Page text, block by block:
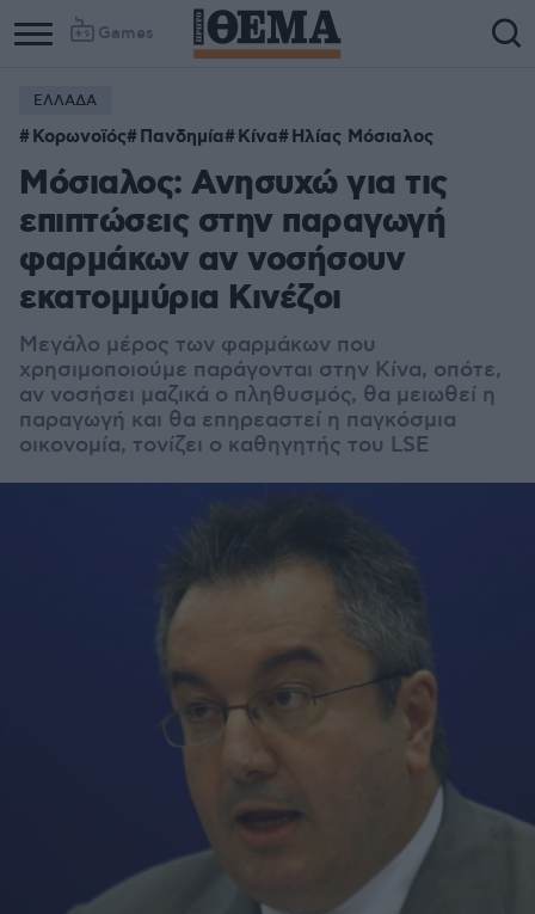
Games
ΕΛΛΑΔΑ
Κορωνοϊός Πανδημία Κίνα Ηλίας Μόσιαλος
Μόσιαλος: Ανησυχώ για τις
επιπτώσεις στην παραγωγή
φαρμάκων αν νοσήσουν
εκατομμύρια Κινέζοι
Μεγάλο μέρος των φαρμάκων που
χρησιμοποιούμε παράγονται στην Κίνα, οπότε,
αν νοσήσει μαζικά ο πληθυσμός, θα μειωθεί η
παραγωγή και θα επηρεαστεί η παγκόσμια
οικονομία, τονίζει ο καθηγητής του LSE